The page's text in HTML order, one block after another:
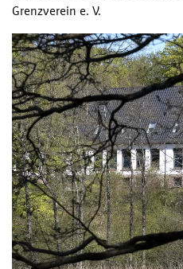
Grenzverein e. V.